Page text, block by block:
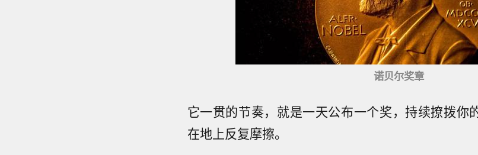
诺贝尔奖章
它一贯的节奏，就是一天公布一个奖，持续撩拨你
在地上反复摩擦。